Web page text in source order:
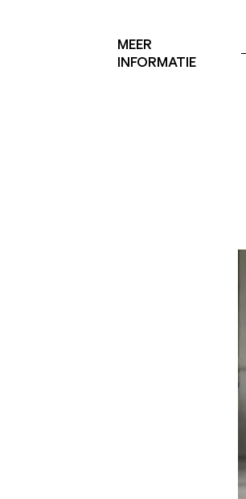
MEER
INFORMATIE